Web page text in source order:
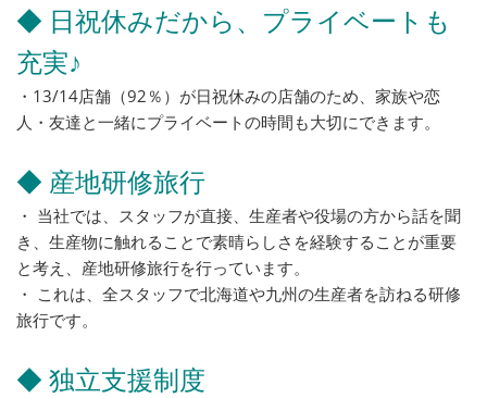
◆ 日祝休みだから、プライベートも
充実♪
・13/14店舗（92％）が日祝休みの店舗のため、家族や恋
人・友達と一緒にプライベートの時間も大切にできます。
◆ 産地研修旅行
・ 当社では、スタッフが直接、生産者や役場の方から話を聞
き、生産物に触れることで素晴らしさを経験することが重要
と考え、産地研修旅行を行っています。
・ これは、全スタッフで北海道や九州の生産者を訪ねる研修
旅行です。
◆ 独立支援制度